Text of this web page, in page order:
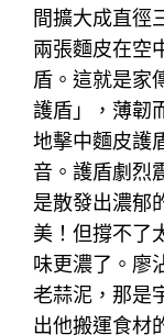
間擴大成直徑
兩張麵皮在空
盾。這就是家
護盾」，薄韌
地擊中麵皮護
音。護盾劇烈
是散發出濃郁
美！但撐不了
味更濃了。廖
老蒜泥，那是
出他搬運食材